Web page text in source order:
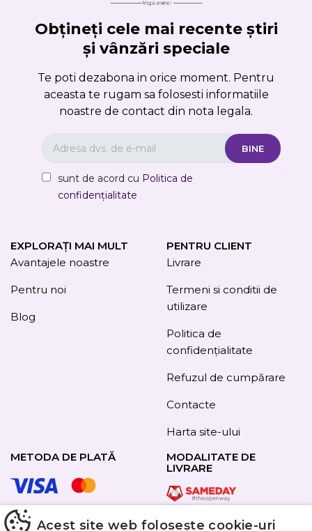
Obțineți cele mai recente știri
și vânzări speciale
Te poti dezabona in orice moment. Pentru
aceasta te rugam sa folosesti informatiile
noastre de contact din nota legala.
sunt de acord cu Politica de
confidențialitate
EXPLORAȚI MAI MULT
Avantajele noastre
Pentru noi
Blog
PENTRU CLIENT
Livrare
Termeni si conditii de
utilizare
Politica de
confidențialitate
Refuzul de cumpărare
Contacte
Harta site-ului
METODA DE PLATĂ
URMAȚI-NE
MODALITATE DE
LIVRARE
Acest site web folosește cookie-uri